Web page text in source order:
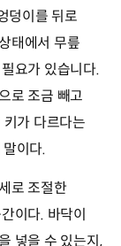
덩이를 뒤로
태에서 무릎
요가 있습니다.
로 조금 빼고
가 다르다는
이다.
로 조절한
이다. 바닥이
넣을 수 있는지,